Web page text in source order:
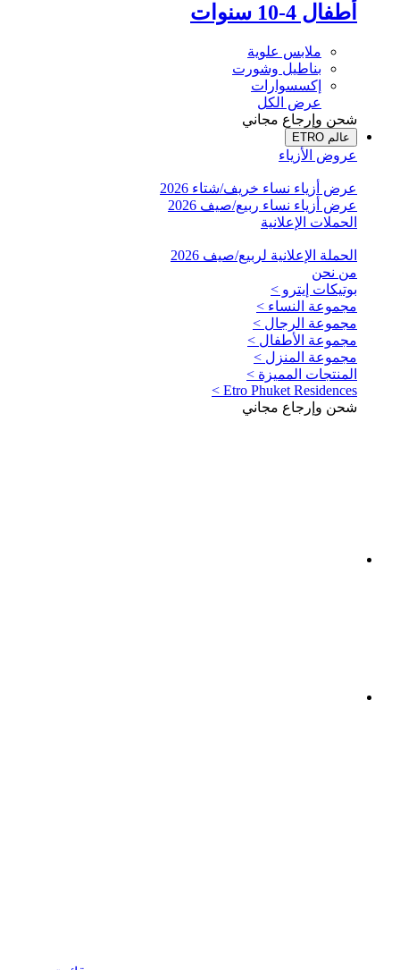
أطفال 4-10 سنوات
ملابس علوية
بناطيل وشورت
إكسسوارات
عرض الكل
شحن وإرجاع مجاني
عالم ETRO
عروض الأزياء
عرض أزياء نساء خريف/شتاء 2026
عرض أزياء نساء ربيع/صيف 2026
الحملات الإعلانية
الحملة الإعلانية لربيع/صيف 2026
من نحن
بوتيكات إيترو >
مجموعة النساء >
مجموعة الرجال >
مجموعة الأطفال >
مجموعة المنزل >
المنتجات المميزة >
Etro Phuket Residences >
شحن وإرجاع مجاني